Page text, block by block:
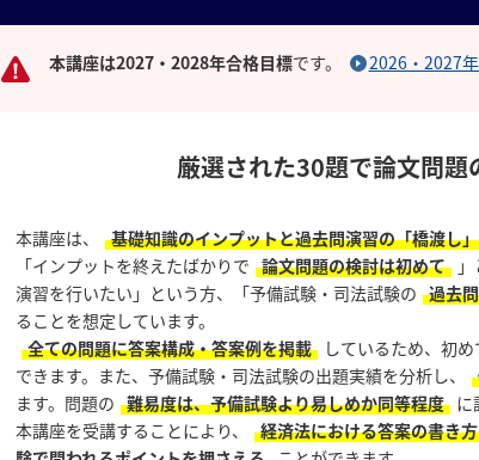
本講座は2027・2028年合格目標です。 2026・2027
厳選された30題で論文問題
本講座は、 基礎知識のインプットと過去問演習の「橋渡し」
「インプットを終えたばかりで 論文問題の検討は初めて
演習を行いたい」という方、「予備試験・司法試験の 過去
ることを想定しています。
全ての問題に答案構成・答案例を掲載
しているため、初
できます。また、予備試験・司法試験の出題実績を分析し、
ます。問題の 難易度は、予備試験より易しめか同等程度 に
本講座を受講することにより、
経済法における答案の書き